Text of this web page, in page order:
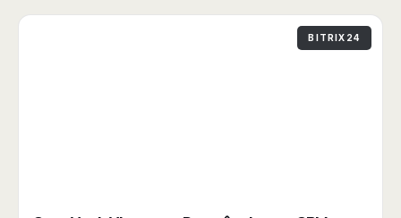
BITRIX24